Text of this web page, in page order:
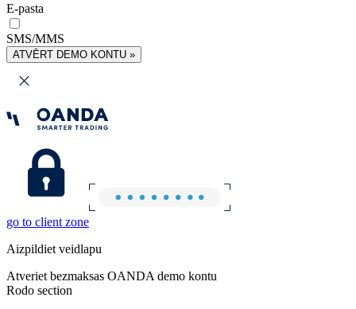
E-pasta
SMS/MMS
ATVĒRT DEMO KONTU »
go to client zone
Aizpildiet veidlapu
Atveriet bezmaksas OANDA demo kontu
Rodo section